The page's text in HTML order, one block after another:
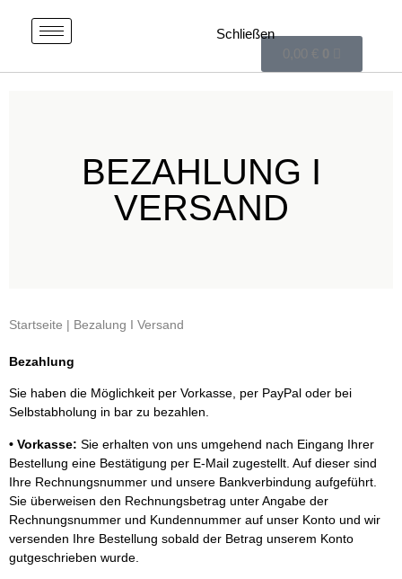
BEZAHLUNG I
VERSAND
Startseite | Bezalung Ι Versand
Bezahlung
Sie haben die Möglichkeit per Vorkasse, per PayPal oder bei
Selbstabholung in bar zu bezahlen.
• Vorkasse: Sie erhalten von uns umgehend nach Eingang Ihrer
Bestellung eine Bestätigung per E-Mail zugestellt. Auf dieser sind
Ihre Rechnungsnummer und unsere Bankverbindung aufgeführt.
Sie überweisen den Rechnungsbetrag unter Angabe der
Rechnungsnummer und Kundennummer auf unser Konto und wir
versenden Ihre Bestellung sobald der Betrag unserem Konto
gutgeschrieben wurde.